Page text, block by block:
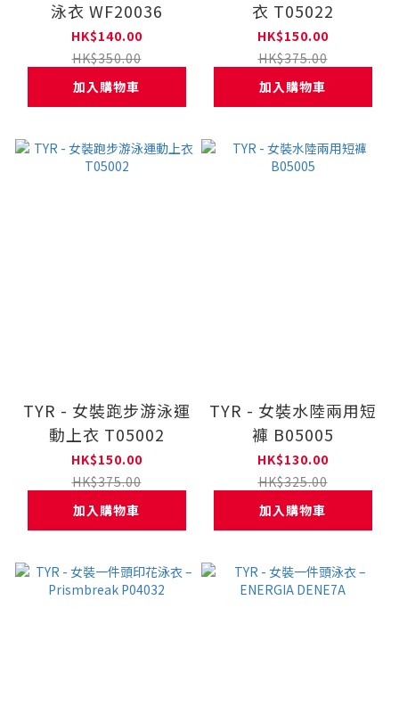
泳衣 WF20036
HK$140.00
HK$350.00
加入購物車
衣 T05022
HK$150.00
HK$375.00
加入購物車
TYR - 女裝跑步游泳運
動上衣 T05002
HK$150.00
HK$375.00
加入購物車
TYR - 女裝水陸兩用短
褲 B05005
HK$130.00
HK$325.00
加入購物車